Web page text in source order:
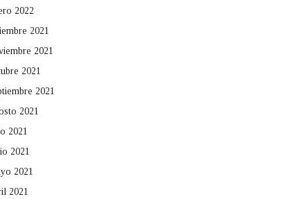
2022
2021
2021
2021
2021
2021
2021
2021
2021
2021